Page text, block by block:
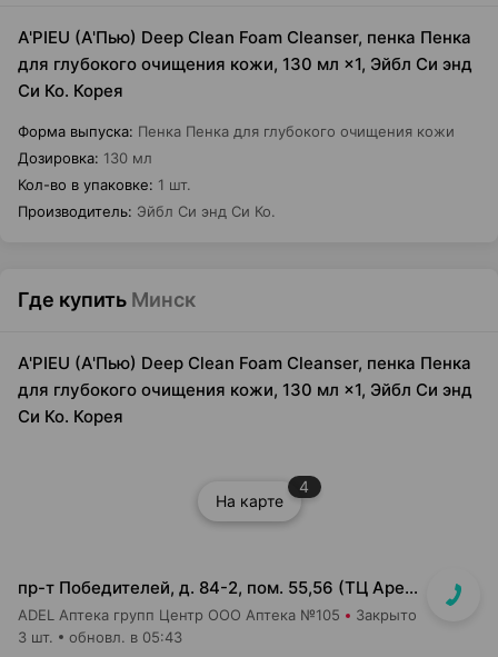
A'PIEU (А'Пью) Deep Clean Foam Cleanser, пенка Пенка
для глубокого очищения кожи, 130 мл ×1, Эйбл Си энд
Си Ко. Корея
Форма выпуска: Пенка Пенка для глубокого очищения кожи
Дозировка: 130 мл
Кол-во в упаковке: 1 шт.
Производитель: Эйбл Си энд Си Ко.
Где купить Минск
A'PIEU (А'Пью) Deep Clean Foam Cleanser, пенка Пенка
для глубокого очищения кожи, 130 мл ×1, Эйбл Си энд
Си Ко. Корея
На карте
4
пр-т Победителей, д. 84-2, пом. 55,56 (ТЦ Арена Сити, напротив центр. входа)
ADEL Аптека групп Центр ООО Аптека №105 Закрыто
3 шт. обновл. в 05:43